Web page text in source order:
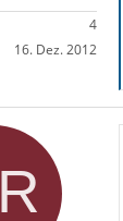
4
16. Dez. 2012